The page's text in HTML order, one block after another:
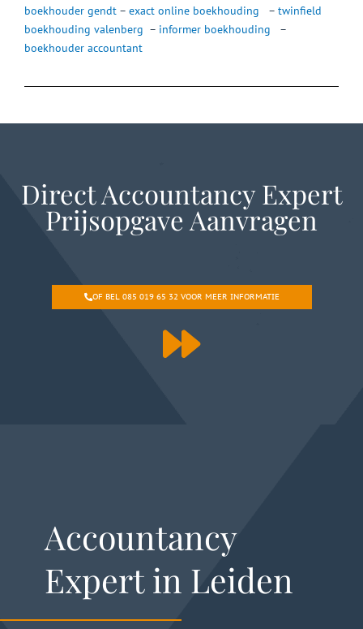
boekhouder gendt – exact online boekhouding – twinfield
boekhouding valenberg – informer boekhouding
–
boekhouder accountant
Direct Accountancy Expert
Prijsopgave Aanvragen
OF BEL 085 019 65 32 VOOR MEER INFORMATIE
Accountancy
Expert in Leiden